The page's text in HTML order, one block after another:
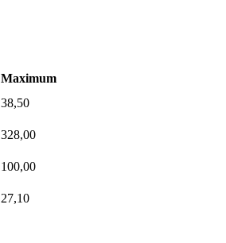
Maximum
38,50
328,00
100,00
27,10